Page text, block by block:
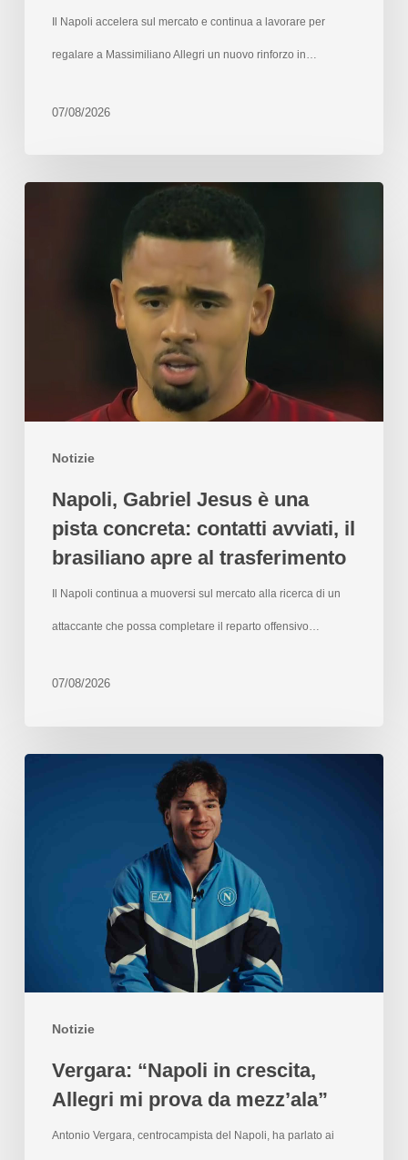
Il Napoli accelera sul mercato e continua a lavorare per
regalare a Massimiliano Allegri un nuovo rinforzo in…
07/08/2026
Notizie
Napoli, Gabriel Jesus è una
pista concreta: contatti avviati, il
brasiliano apre al trasferimento
Il Napoli continua a muoversi sul mercato alla ricerca di un
attaccante che possa completare il reparto offensivo…
07/08/2026
Notizie
Vergara: “Napoli in crescita,
Allegri mi prova da mezz’ala”
Antonio Vergara, centrocampista del Napoli, ha parlato ai